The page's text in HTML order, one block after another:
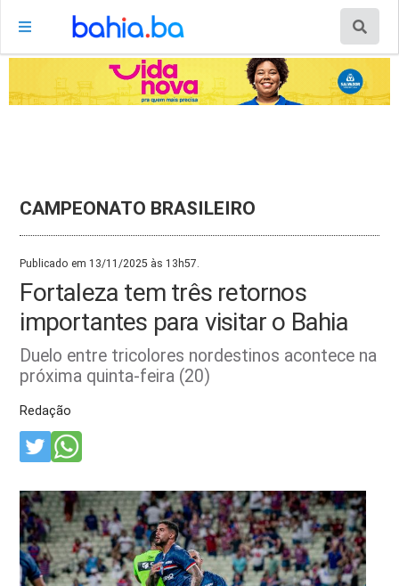
CAMPEONATO BRASILEIRO
Publicado em 13/11/2025 às 13h57.
Fortaleza tem três retornos
importantes para visitar o Bahia
Duelo entre tricolores nordestinos acontece na
próxima quinta-feira (20)
Redação